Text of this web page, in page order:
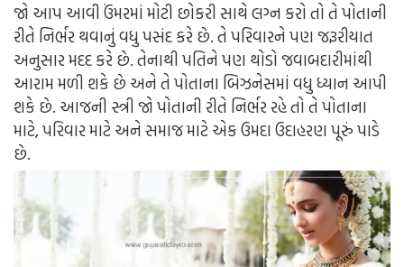
જો આપ આવી ઉંમરમાં મોટી છોકરી સાથે લગ્ન કરો તો તે પોતાની
રીતે નિર્ભર થવાનું વધુ પસંદ કરે છે. તે પરિવારને પણ જરૂરીયાત
અનુસાર મદદ કરે છે. તેનાથી પતિને પણ થોડો જવાબદારીમાંથી
આરામ મળી શકે છે અને તે પોતાના બિઝનેસમાં વધુ ધ્યાન આપી
શકે છે. આજની સ્ત્રી જો પોતાની રીતે નિર્ભર રહે તો તે પોતાના
માટે, પરિવાર માટે અને સમાજ માટે એક ઉમદા ઉદાહરણ પૂરું પાડે
છે.